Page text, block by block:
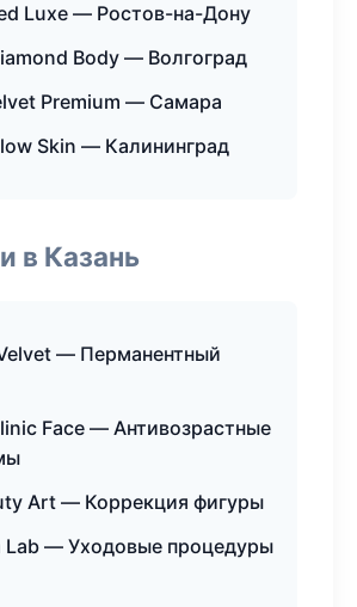
Luxe — Ростов-на-Дону
Body — Волгоград
Premium — Самара
Skin — Калининград
в Казань
— Перманентный
Face — Антивозрастные
Art — Коррекция фигуры
Lab — Уходовые процедуры